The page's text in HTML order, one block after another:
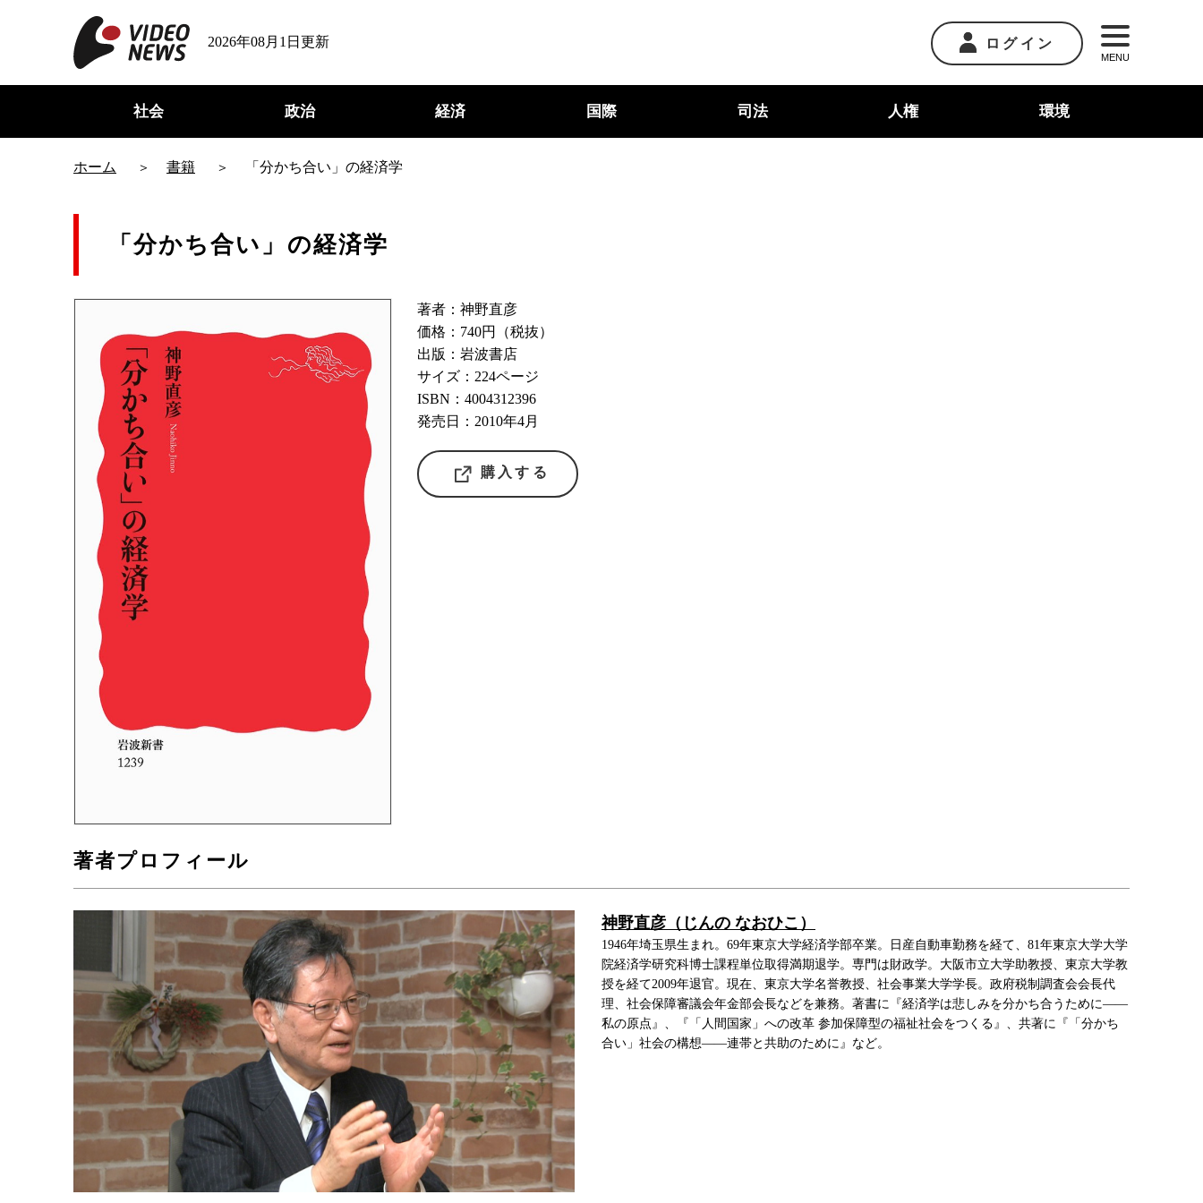
2026年08月1日更新 ログイン
MENU
社会 政治 経済 国際 司法 人権 環境
ホーム 書籍 「分かち合い」の経済学
「分かち合い」の経済学
著者：神野直彦
価格：740円（税抜）
出版：岩波書店
サイズ：224ページ
ISBN：4004312396
発売日：2010年4月
購入する
著者プロフィール
神野直彦（じんの なおひこ）
1946年埼玉県生まれ。69年東京大学経済学部卒業。日産自動車勤務を経て、81年東京大学大学
院経済学研究科博士課程単位取得満期退学。専門は財政学。大阪市立大学助教授、東京大学教
授を経て2009年退官。現在、東京大学名誉教授、社会事業大学学長。政府税制調査会会長代
理、社会保障審議会年金部会長などを兼務。著書に『経済学は悲しみを分かち合うために――
私の原点』、『「人間国家」への改革 参加保障型の福祉社会をつくる』、共著に『「分かち
合い」社会の構想――連帯と共助のために』など。